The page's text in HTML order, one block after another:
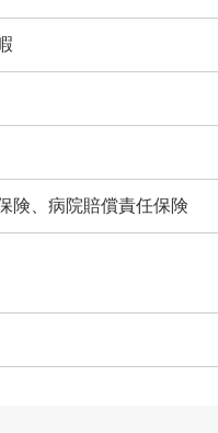
険、病院賠償責任保険